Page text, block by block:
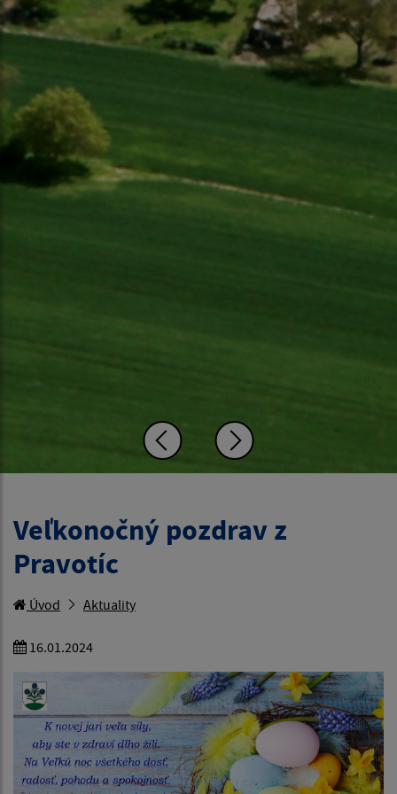
Veľkonočný pozdrav z
Pravotíc
Úvod Aktuality
16.01.2024